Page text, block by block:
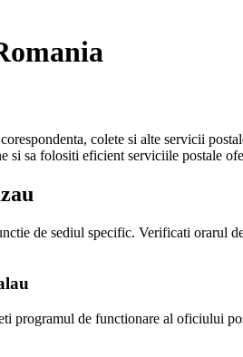
colete si alte servicii
si sa folositi eficient serviciile postale
de sediul specific. Verificati orarul
programul de functionare al oficiului